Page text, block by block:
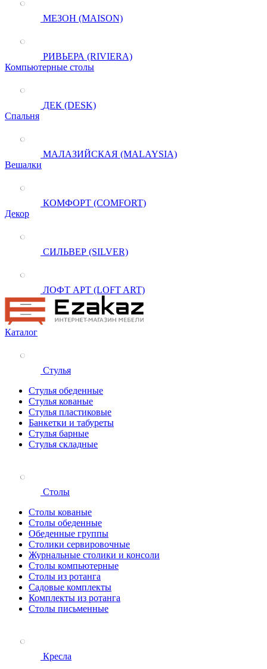
МЕЗОН (MAISON)
РИВЬЕРА (RIVIERA)
Компьютерные столы
ДЕК (DESK)
Спальня
МАЛАЗИЙСКАЯ (MALAYSIA)
Вешалки
КОМФОРТ (COMFORT)
Декор
СИЛЬВЕР (SILVER)
ЛОФТ АРТ (LOFT ART)
Каталог
Стулья
Стулья обеденные
Стулья кованые
Стулья пластиковые
Банкетки и табуреты
Стулья барные
Стулья складные
Столы
Столы кованые
Столы обеденные
Обеденные группы
Столики сервировочные
Журнальные столики и консоли
Столы компьютерные
Столы из ротанга
Садовые комплекты
Комплекты из ротанга
Столы письменные
Кресла